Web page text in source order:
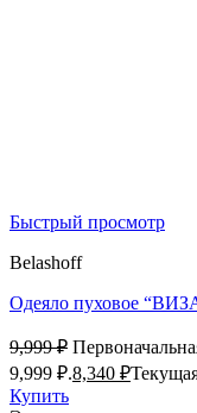
Быстрый просмотр
Belashoff
Одеяло пуховое
9,999₽
9,999 ₽.8,340 ₽
Купить